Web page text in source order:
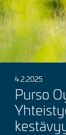
4.2.2025
Purso